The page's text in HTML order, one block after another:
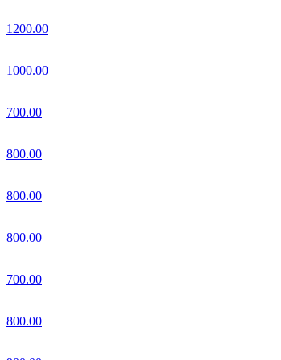
1200.00
1000.00
700.00
800.00
800.00
800.00
700.00
800.00